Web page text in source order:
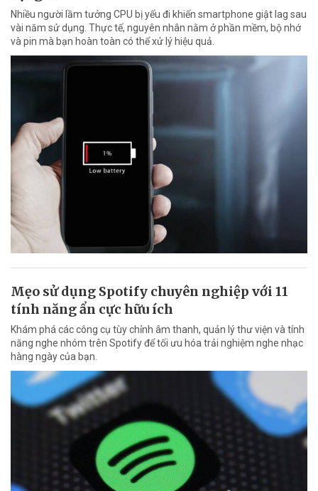
Nhiều người lầm tưởng CPU bị yếu đi khiến smartphone giật lag sau
vài năm sử dụng. Thực tế, nguyên nhân nằm ở phần mềm, bộ nhớ
và pin mà bạn hoàn toàn có thể xử lý hiệu quả.
Mẹo sử dụng Spotify chuyên nghiệp với 11
tính năng ẩn cực hữu ích
Khám phá các công cụ tùy chỉnh âm thanh, quản lý thư viện và tính
năng nghe nhóm trên Spotify để tối ưu hóa trải nghiệm nghe nhạc
hàng ngày của bạn.